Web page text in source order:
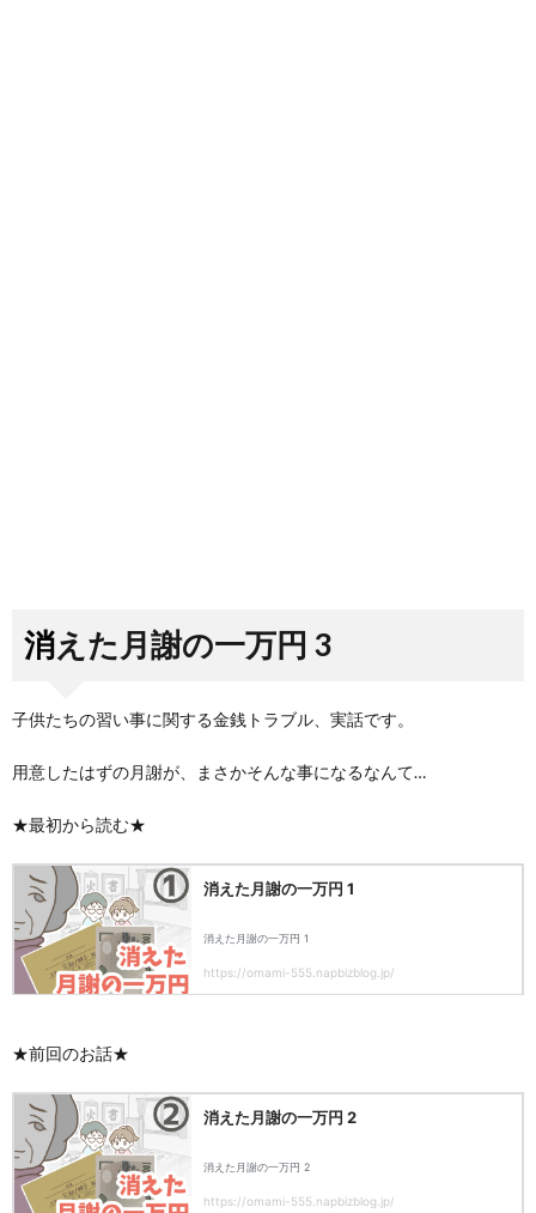
消えた月謝の一万円 3
子供たちの習い事に関する金銭トラブル、実話です。
用意したはずの月謝が、まさかそんな事になるなんて…
★最初から読む★
★前回のお話★